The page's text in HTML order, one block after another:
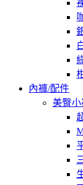
內褲/配件
美臀小